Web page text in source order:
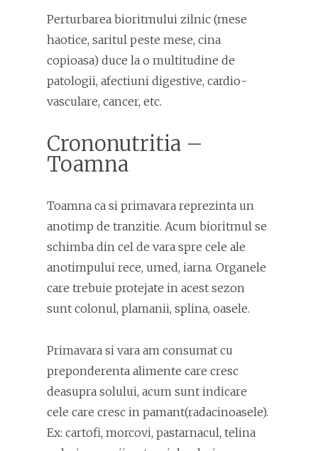
Perturbarea bioritmului zilnic (mese
haotice, saritul peste mese, cina
copioasa) duce la o multitudine de
patologii, afectiuni digestive, cardio-
vasculare, cancer, etc.
Crononutritia –
Toamna
Toamna ca si primavara reprezinta un
anotimp de tranzitie. Acum bioritmul se
schimba din cel de vara spre cele ale
anotimpului rece, umed, iarna. Organele
care trebuie protejate in acest sezon
sunt colonul, plamanii, splina, oasele.
Primavara si vara am consumat cu
preponderenta alimente care cresc
deasupra solului, acum sunt indicare
cele care cresc in pamant(radacinoasele).
Ex: cartofi, morcovi, pastarnacul, telina